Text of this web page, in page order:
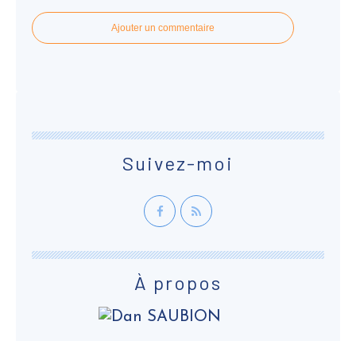
Ajouter un commentaire
Suivez-moi
À propos